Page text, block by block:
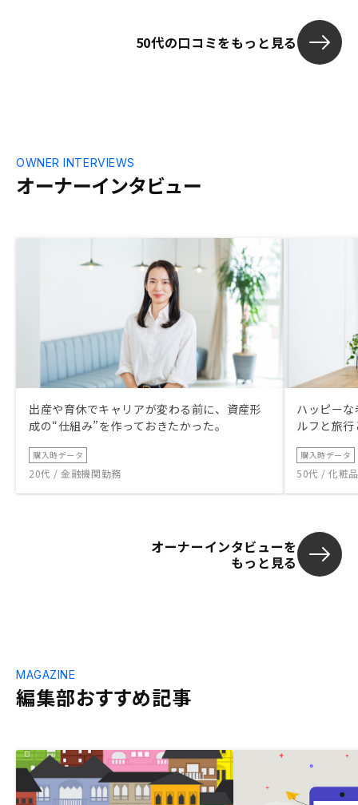
50代の口コミをもっと見る
オーナーインタビュー
OWNER INTERVIEWS
出産や育休でキャリアが変わる前に、資産形
成の“仕組み”を作っておきたかった。
購入時データ
20代 / 金融機関勤務
ハッピー
ルフと旅
購入時データ
50代 / 化粧
オーナーインタビューを
もっと見る
編集部おすすめ記事
MAGAZINE